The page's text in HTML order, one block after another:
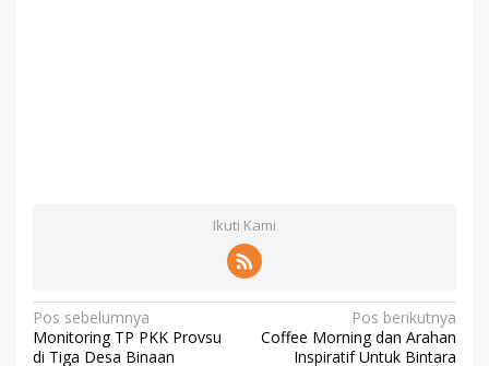
Ikuti Kami
N
a
Pos sebelumnya
Monitoring TP PKK Provsu
di Tiga Desa Binaan
Pos berikutnya
Coffee Morning dan Arahan
Inspiratif Untuk Bintara